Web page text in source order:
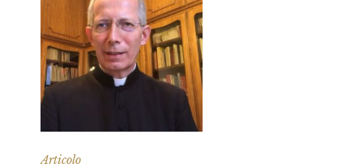
Articolo